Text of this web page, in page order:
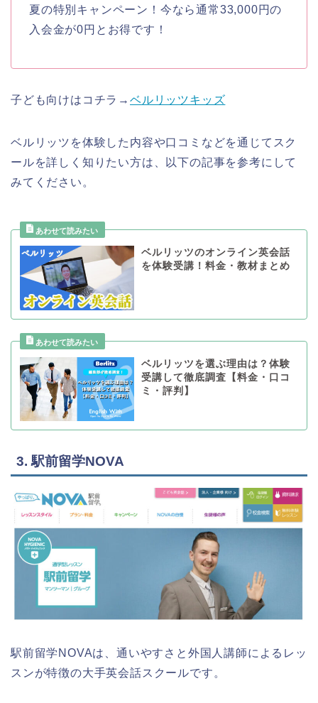
夏の特別キャンペーン！今なら通常33,000円の
入会金が0円とお得です！
子ども向けはコチラ→ ベルリッツキッズ
ベルリッツを体験した内容や口コミなどを通じてスク
ールを詳しく知りたい方は、以下の記事を参考にして
みてください。
ベルリッツのオンライン英会話
を体験受講！料金・教材まとめ
ベルリッツを選ぶ理由は？体験
受講して徹底調査【料金・口コ
ミ・評判】
3. 駅前留学NOVA
駅前留学NOVAは、通いやすさと外国人講師によるレッ
スンが特徴の大手英会話スクールです。